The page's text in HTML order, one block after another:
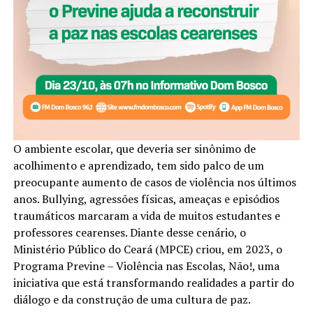
O ambiente escolar, que deveria ser sinônimo de
acolhimento e aprendizado, tem sido palco de um
preocupante aumento de casos de violência nos últimos
anos. Bullying, agressões físicas, ameaças e episódios
traumáticos marcaram a vida de muitos estudantes e
professores cearenses. Diante desse cenário, o
Ministério Público do Ceará (MPCE) criou, em 2023, o
Programa Previne – Violência nas Escolas, Não!, uma
iniciativa que está transformando realidades a partir do
diálogo e da construção de uma cultura de paz.